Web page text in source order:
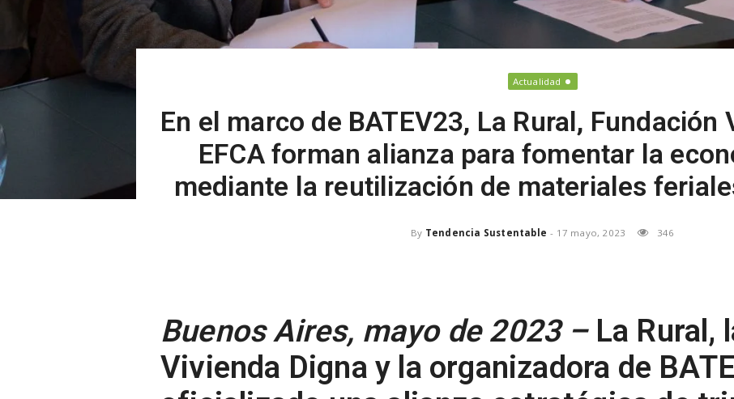
Actualidad
En el marco de BATEV23, La Rural, Fundación
EFCA forman alianza para fomentar la
mediante la reutilización de materiales
By Tendencia Sustentable - 17 mayo, 2023 346
Buenos Aires, mayo de 2023 –La Rural,
Vivienda Digna y la organizadora de